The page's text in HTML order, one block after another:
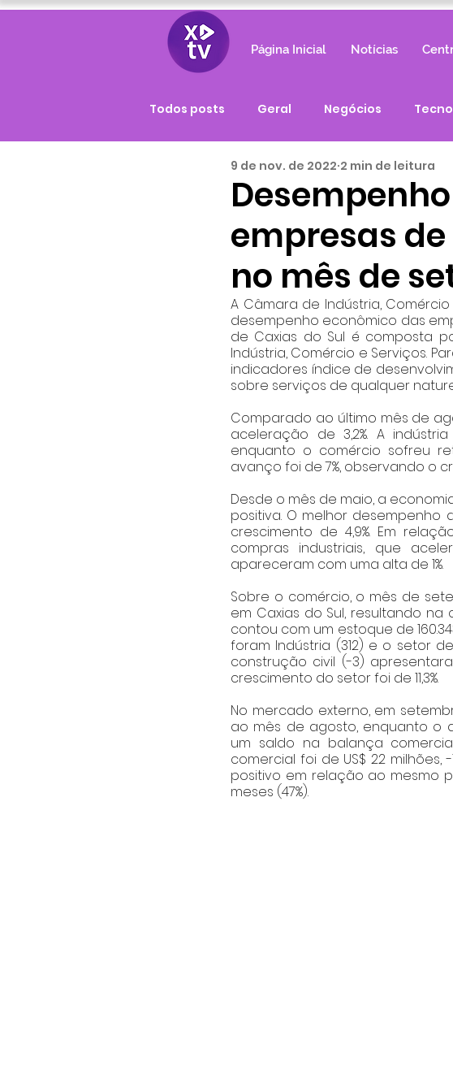
Página Inicial Notícias
Todos posts Geral Negócios
empresas
no mês de
9 de nov. de 2022 2 min de leitura
A Câmara de Indústria,
desempenho econômico das
de Caxias do Sul é composta
Indústria, Comércio e Serviços.
indicadores índice de
sobre serviços de qualquer
Comparado ao último mês de
aceleração de 3,2%. A
enquanto o comércio sofreu
avanço foi de 7%, observando o
Desde o mês de maio, a
positiva. O melhor
crescimento de 4,9%. Em
compras industriais, que
apareceram com uma alta de 1%.
Sobre o comércio, o mês de
em Caxias do Sul, resultando
contou com um estoque de
foram Indústria (312) e o setor
construção civil (-3)
crescimento do setor foi de 11,3%.
No mercado externo, em
ao mês de agosto, enquanto o
um saldo na balança
comercial foi de US$ 22 milhões,
positivo em relação ao mesmo
meses (47%).